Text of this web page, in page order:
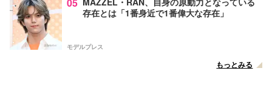
存在とは「1番身近で1番偉大な存在」
モデルプレス
もっとみる